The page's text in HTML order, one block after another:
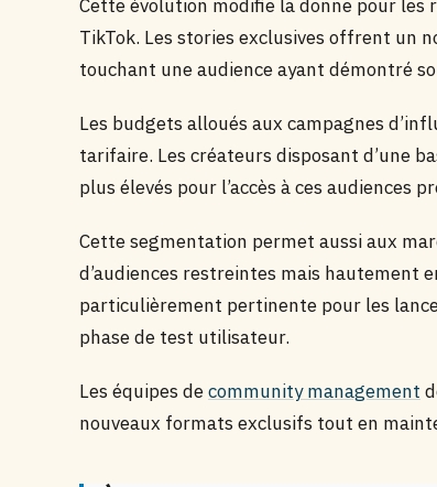
Cette évolution modifie la donne pour les
TikTok. Les stories exclusives offrent
touchant une audience ayant démontré
Les budgets alloués aux campagnes
tarifaire. Les créateurs disposant d’une
plus élevés pour l’accès à ces audiences
Cette segmentation permet aussi aux
d’audiences restreintes mais hautement
particulièrement pertinente pour les
phase de test utilisateur.
Les équipes decommunity management
nouveaux formats exclusifs tout en